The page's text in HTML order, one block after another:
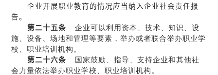
企业开展职业教育的情况应当纳入企业社会责任报
告。
第二十五条 企业可以利用资本、技术、知识、设
施、设备、场地和管理等要素，举办或者联合举办职业学
校、职业培训机构。
第二十六条 国家鼓励、指导、支持企业和其他社
会力量依法举办职业学校、职业培训机构。